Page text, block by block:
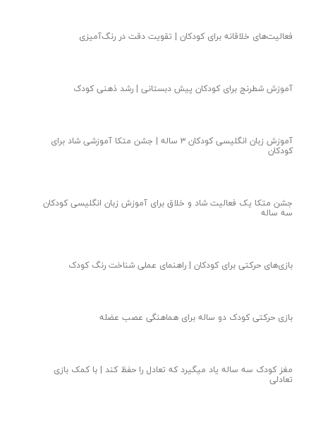
فعالیت‌های خلاقانه برای کودکان | تقویت دقت در رنگ‌آمیزی
آموزش شطرنج برای کودکان پیش دبستانی | رشد ذهنی کودک
آموزش زبان انگلیسی کودکان ۳ ساله | جشن متکا‌ آموزشی شاد برای
کودکان
جشن متکا یک فعالیت شاد و خلاق برای آموزش زبان انگلیسی کودکان
سه ساله
بازی‌های حرکتی برای کودکان | راهنمای عملی شناخت رنگ کودک
بازی حرکتی کودک دو ساله برای هماهنگی عصب عضله
مغز کودک سه ساله یاد میگیرد که تعادل را حفظ کند | با کمک بازی
تعادلی